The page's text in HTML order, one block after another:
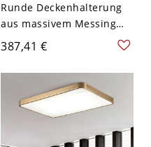
Runde Deckenhalterung
aus massivem Messing
und Glas im Mid-Century
Modern Stil in Gold -
Rabatt L 110V-120V
387,41 €